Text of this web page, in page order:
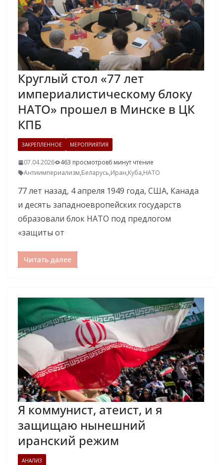
Круглый стол «77 лет
империалистическому блоку
НАТО» прошел в Минске в ЦК
КПБ
ЗАКРЕПЛЕННОЕ МЕРОПРИЯТИЯ
07.04.2026 463 просмотров6 минут чтение
Антиимпериализм,Беларусь,Иран,Куба,НАТО
77 лет назад, 4 апреля 1949 года, США, Канада
и десять западноевропейских государств
образовали блок НАТО под предлогом
«защиты от
Читать далее
Я коммунист, атеист, и я
защищаю нынешний
иранский режим
АНАЛИЗ